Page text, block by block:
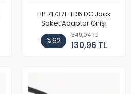
HP 717371-TD6 DC Jack
Soket Adaptör Girişi
%62
349,04 TL
130,96 TL